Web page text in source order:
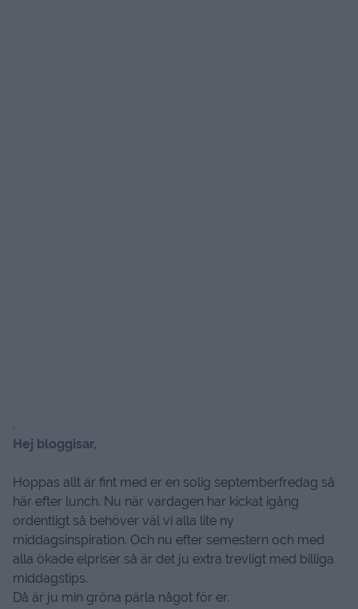
.
Hej bloggisar,
Hoppas allt är fint med er en solig septemberfredag så
här efter lunch. Nu när vardagen har kickat igång
ordentligt så behöver väl vi alla lite ny
middagsinspiration. Och nu efter semestern och med
alla ökade elpriser så är det ju extra trevligt med billiga
middagstips.
Då är ju min gröna pärla något för er.